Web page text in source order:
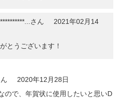
さん
2021年02月14
とうございます！
2020年12月28日
ので、年賀状に使用したいと思いD